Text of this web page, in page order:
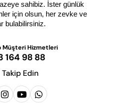
sahibiz. İster günlük
için olsun, her zevke ve
bulabilirsiniz.
Müşteri Hizmetleri
164 98 88
Takip Edin